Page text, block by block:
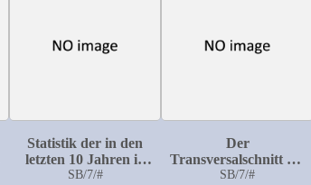
Statistik der in den
letzten 10 Jahren in
der Erlanger Univ-
SB/7/#
Der
Transversalschnitt bei
der Sectio alta
SB/7/#